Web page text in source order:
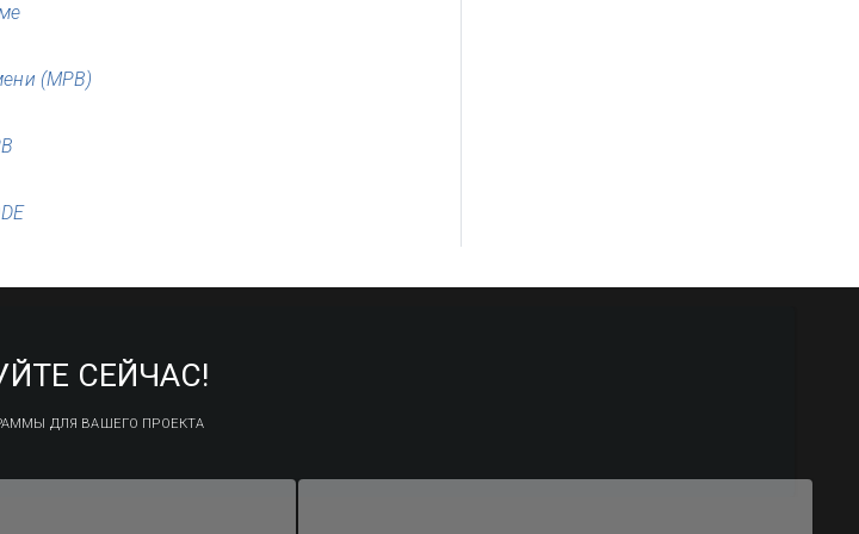
(МРВ)
СЕЙЧАС!
ДЛЯ ВАШЕГО ПРОЕКТА